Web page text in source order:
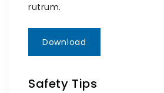
rutrum.
Download
Safety Tips